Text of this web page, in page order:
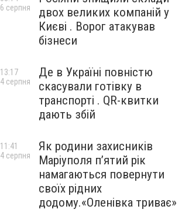
двох великих компаній у
Києві . Ворог атакував
бізнеси
6 серпня
Де в Україні повністю
скасували готівку в
транспорті . QR-квитки
дають збій
13:17
4 серпня
Як родини захисників
Маріуполя пʼятий рік
намагаються повернути
своїх рідних
додому.«Оленівка триває»
11:41
4 серпня